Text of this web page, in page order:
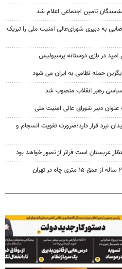
تامین اجتماعی اعلام شد
به دبیری شورای‌عالی امنیت ملی را تبریک
در بازی دوستانه پرسپولیس
حمله نظامی به ایران می شود
رهبر انقلاب منصوب شد
دبیر شورای عالی امنیت ملی
نبرد قرار دارد؛ضرورت تقویت انسجام و
عربستان است فراتر از تصور خواهد بود